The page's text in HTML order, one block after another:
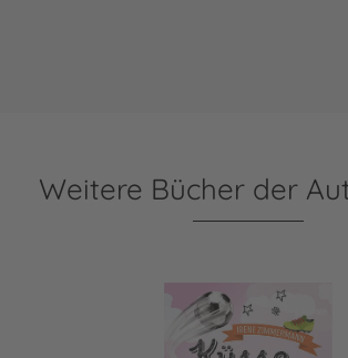
Weitere Bücher der